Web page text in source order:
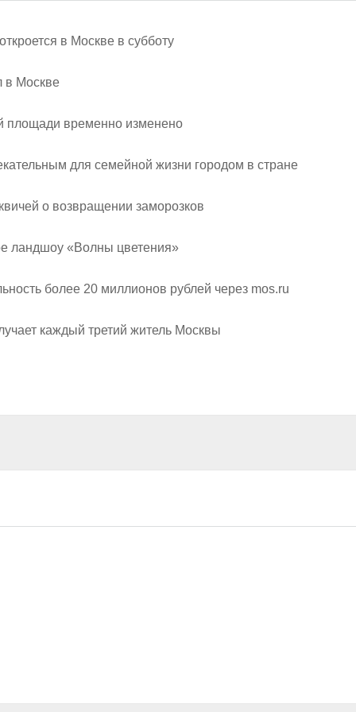
в Москве в субботу
в Москве
площади временно изменено
для семейной жизни городом в стране
о возвращении заморозков
ландшоу «Волны цветения»
более 20 миллионов рублей через mos.ru
каждый третий житель Москвы